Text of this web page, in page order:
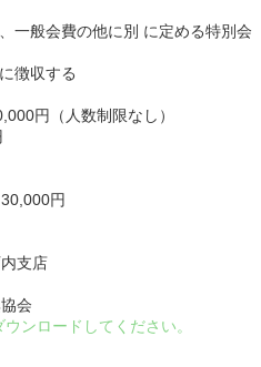
般会費の他に別 に定める特別会
徴収する
円（人数制限なし）
円
支店
会
ンロードしてください。